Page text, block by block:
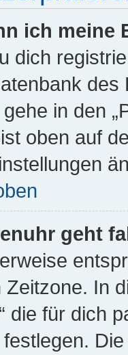
ich meine
dich
in den
oben auf
geht
Zeitzone. In
die für dich